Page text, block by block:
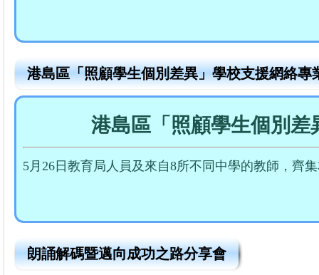
港島區「照顧學生個別差異」學校支援網絡專
港島區「照顧學生個別
5月26日教育局人員及來自8所不同中學的教師，齊
朗誦解碼暨邁向成功之路分享會